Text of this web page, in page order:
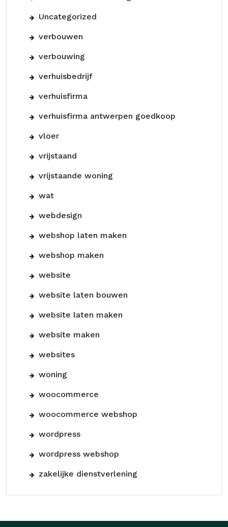
Uncategorized
verbouwen
verbouwing
verhuisbedrijf
verhuisfirma
verhuisfirma antwerpen goedkoop
vloer
vrijstaand
vrijstaande woning
wat
webdesign
webshop laten maken
webshop maken
website
website laten bouwen
website laten maken
website maken
websites
woning
woocommerce
woocommerce webshop
wordpress
wordpress webshop
zakelijke dienstverlening